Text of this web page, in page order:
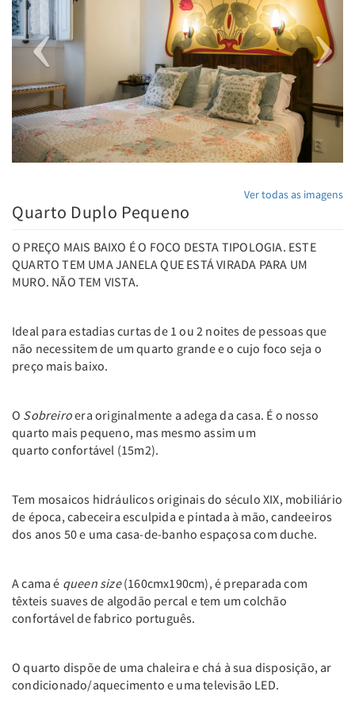
Ver todas as imagens
Quarto Duplo Pequeno
O PREÇO MAIS BAIXO É O FOCO DESTA TIPOLOGIA. ESTE
QUARTO TEM UMA JANELA QUE ESTÁ VIRADA PARA UM
MURO. NÃO TEM VISTA.
Ideal para estadias curtas de 1 ou 2 noites de pessoas que
não necessitem de um quarto grande e o cujo foco seja o
preço mais baixo.
O Sobreiroera originalmente a adega da casa. É o nosso
quarto mais pequeno, mas mesmo assim um
quarto confortável (15m2).
Tem mosaicos hidráulicos originais do século XIX, mobiliário
de época, cabeceira esculpida e pintada à mão, candeeiros
dos anos 50 e uma casa-de-banho espaçosa com duche.
A cama é queen size(160cmx190cm), é preparada com
têxteis suaves de algodão percal e tem um colchão
confortável de fabrico português.
O quarto dispõe de uma chaleira e chá à sua disposição, ar
condicionado/aquecimento e uma televisão LED.